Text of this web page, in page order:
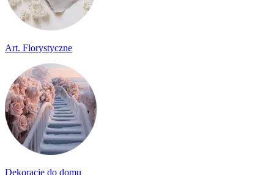
Art. Florystyczne
Dekoracje do domu